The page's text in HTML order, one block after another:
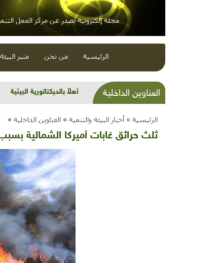
مجلة إلكترونية تصدر عن مركز العمل
الرئيسية من نحن منبر البيئة
العناوين الداخلية أهلاً بالديكتاتورية البيئية
الرئيسية » أخبار البيئة والتنمية » العناوين الداخلية »
ثلث حرائق غابات أميركا الشمالية